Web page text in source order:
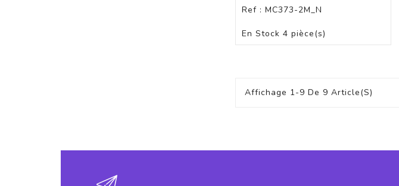
Ref : MC373-2M_N
En Stock 4 pièce(s)
Affichage 1-9 De 9 Article(s)